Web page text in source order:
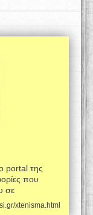
portal της
που
σε
xtenisma.html